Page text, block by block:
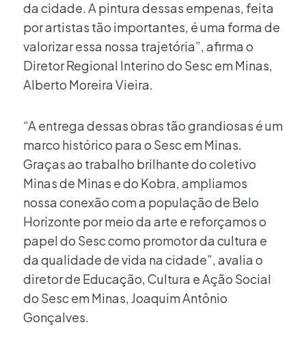
da cidade. A pintura dessas empenas, feita
por artistas tão importantes, é uma forma de
valorizar essa nossa trajetória”, afirma o
Diretor Regional Interino do Sesc em Minas,
Alberto Moreira Vieira.
“A entrega dessas obras tão grandiosas é um
marco histórico para o Sesc em Minas.
Graças ao trabalho brilhante do coletivo
Minas de Minas e do Kobra, ampliamos
nossa conexão com a população de Belo
Horizonte por meio da arte e reforçamos o
papel do Sesc como promotor da cultura e
da qualidade de vida na cidade”, avalia o
diretor de Educação, Cultura e Ação Social
do Sesc em Minas, Joaquim Antônio
Gonçalves.